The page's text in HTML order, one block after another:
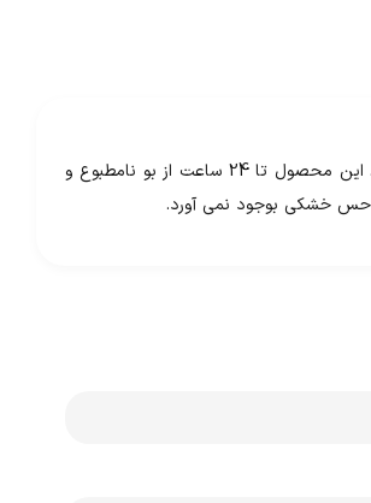
مام رولی زنانه شون مدل Tender Leaf با عصاره های گیاهی فرموله شده است و رایحه ای خنک به جا می گذارد. این محصول تا 24 ساعت از بو نامطبوع و
حس خشکی بوجود نمی آورد.